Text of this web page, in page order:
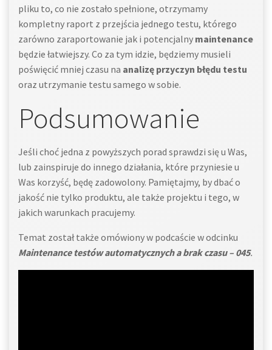
pliku to, co nie zostało spełnione, otrzymamy
kompletny raport z przejścia jednego testu, którego
zarówno zaraportowanie jak i potencjalny maintenance
będzie łatwiejszy. Co za tym idzie, będziemy musieli
poświęcić mniej czasu na analizę przyczyn błędu testu
oraz utrzymanie testu samego w sobie.
Podsumowanie
Jeśli choć jedna z powyższych porad sprawdzi się u Was,
lub zainspiruje do innego działania, które przyniesie u
Was korzyść, będę zadowolony. Pamiętajmy, by dbać o
jakość nie tylko produktu, ale także projektu i tego, w
jakich warunkach pracujemy.
Temat został także omówiony w podcaście w odcinku
Maintenance testów automatycznych a brak czasu – 045.